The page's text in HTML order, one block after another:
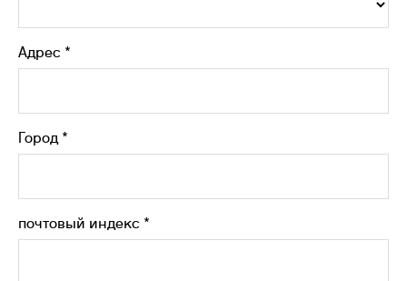
Адрес *
Город *
почтовый индекс *